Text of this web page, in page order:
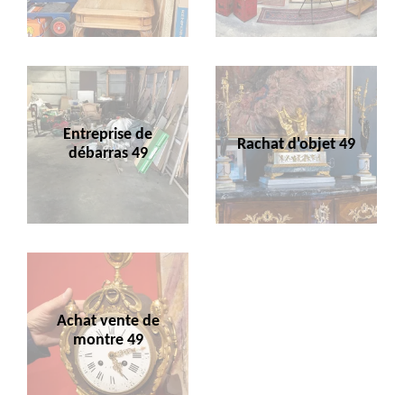
Entreprise de
débarras 49
Rachat d'objet 49
Achat vente de
montre 49